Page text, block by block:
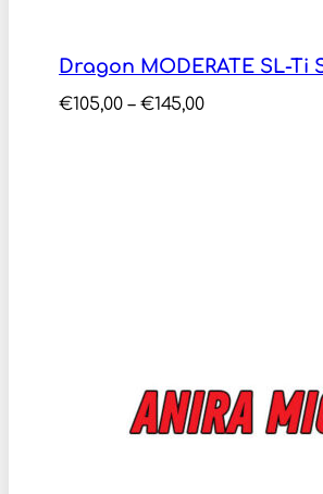
Dragon MODERATE SL-Ti
€105,00 – €145,00Price